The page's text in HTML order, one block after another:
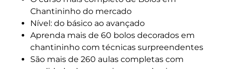
Chantininho do mercado
Nível: do básico ao avançado
Aprenda mais de 60 bolos decorados em
chantininho com técnicas surpreendentes
São mais de 260 aulas completas com